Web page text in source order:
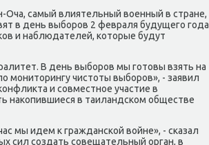
самый влиятельный военный в стране,
в день выборов 2 февраля будущего года
и наблюдателей, которые будут
В день выборов мы готовы взять на
мониторингу чистоты выборов», - заявил
и совместное участие в
накопившиеся в таиландском обществе
мы идем к гражданской войне», - сказал
создать совещательный орган, в